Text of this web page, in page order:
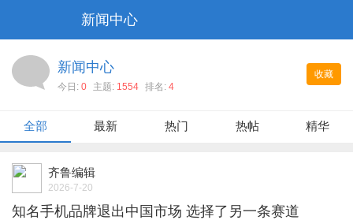
新闻中心
收藏
新闻中心
今日: 0 主题: 1554 排名: 4
全部 最新 热门 热帖 精华
齐鲁编辑
2026-7-20
知名手机品牌退出中国市场 选择了另一条赛道